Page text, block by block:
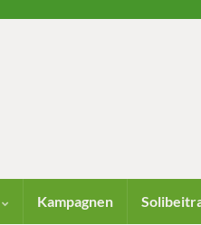
Kampagnen